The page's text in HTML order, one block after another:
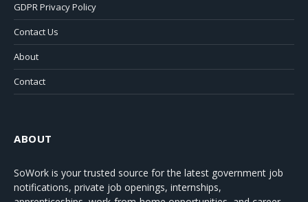
GDPR Privacy Policy
Contact Us
About
Contact
ABOUT
SoWork is your trusted source for the latest government job
notifications, private job openings, internships,